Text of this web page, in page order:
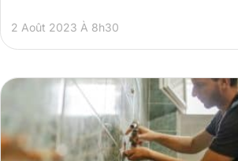
2 Août 2023 À 8h30